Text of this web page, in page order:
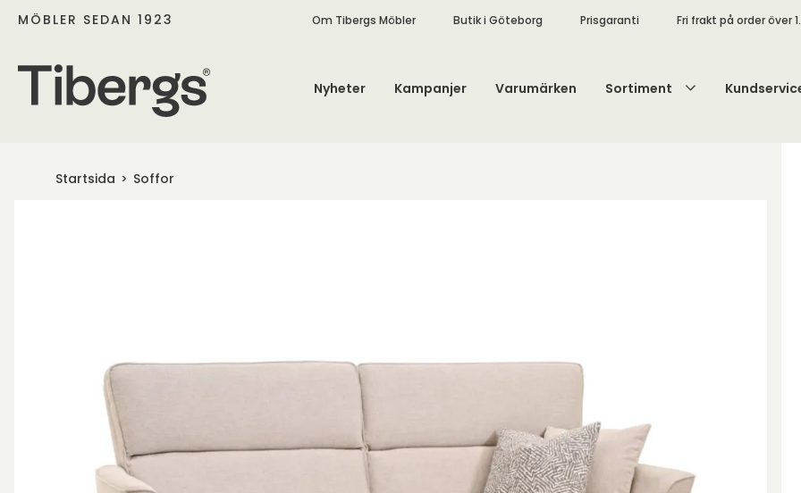
MÖBLER SEDAN 1923 Om Tibergs Möbler Butik i Göteborg Prisgaranti Fri frakt på order över
Nyheter Kampanjer Varumärken Sortiment
Startsida Soffor